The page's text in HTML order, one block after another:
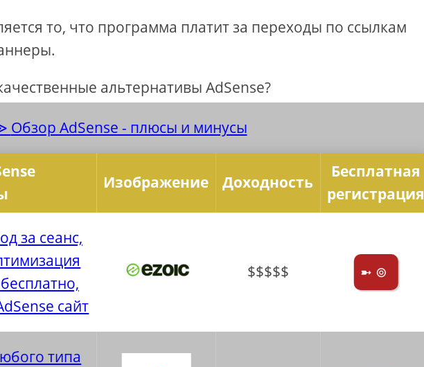
то, что программа платит за переходы по ссылкам
альтернативы AdSense?
Обзор AdSense - плюсы и минусы
Изображение Доходность
Бесплатная
регистрация
за сеанс,
сайт
$$$$$ ➼ ⊚
типа